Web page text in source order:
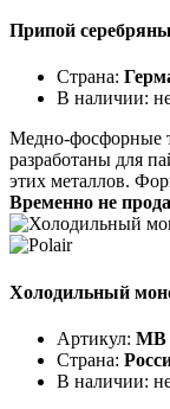
Припой
Страна:
В наличии:
Медно-фосфорные
разработаны для
этих металлов.
Временно не
Холодильный
Артикул: MB
Страна:
В наличии: